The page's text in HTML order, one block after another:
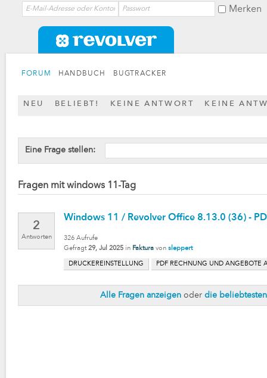
Merken
FORUM HANDBUCH BUGTRACKER
NEU BELIEBT! KEINE ANTWORT KEINE
Eine Frage stellen:
Fragen mit windows 11-Tag
2
Antworten
Windows 11 / Revolver Office 8.13.0 (36) -
326 Aufrufe
Gefragt 29, Jul 2025 in Faktura von sleppert
DRUCKEREINSTELLUNG PDF RECHNUNG UND ANGEBOTE
Alle Fragen anzeigen oder die beliebtesten